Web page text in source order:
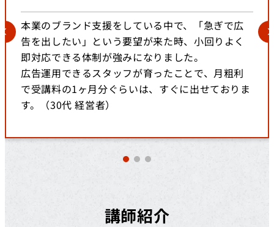
本業のブランド支援をしている中で、「急ぎで広
告を出したい」という要望が来た時、小回りよく
即対応できる体制が強みになりました。
広告運用できるスタッフが育ったことで、月粗利
で受講料の1ヶ月分ぐらいは、すぐに出せておりま
す。（30代 経営者）
講師紹介